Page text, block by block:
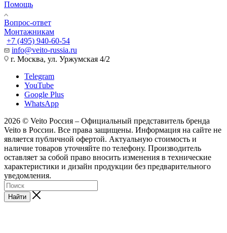
Помощь
Вопрос-ответ
Монтажникам
+7 (495) 940-60-54
info@veito-russia.ru
г. Москва, ул. Уржумская 4/2
Telegram
YouTube
Google Plus
WhatsApp
2026 © Veito Россия – Официальный представитель бренда
Veito в России. Все права защищены. Информация на сайте не
является публичной офертой. Актуальную стоимость и
наличие товаров уточняйте по телефону. Производитель
оставляет за собой право вносить изменения в технические
характеристики и дизайн продукции без предварительного
уведомления.
Найти